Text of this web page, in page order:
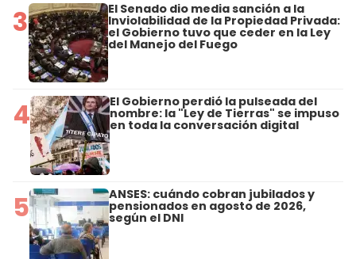
3 El Senado dio media sanción a la
Inviolabilidad de la Propiedad Privada:
el Gobierno tuvo que ceder en la Ley
del Manejo del Fuego
4 El Gobierno perdió la pulseada del
nombre: la "Ley de Tierras" se impuso
en toda la conversación digital
5 ANSES: cuándo cobran jubilados y
pensionados en agosto de 2026,
según el DNI